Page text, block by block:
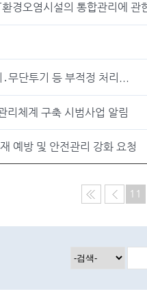
「환경오염시설의 통합관리에
무단투기 등 부적정 처리...
리체계 구축 시범사업 알림
예방 및 안전관리 강화 요청
11